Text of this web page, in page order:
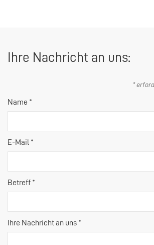
Ihre Nachricht an uns:
*
Name *
E-Mail *
Betreff *
Ihre Nachricht an uns *